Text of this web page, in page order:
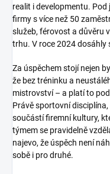
realit i developmentu.
firmy s více než 50
služeb, férovost a důvěru
trhu. V roce 2024 dosáhly
Za úspěchem stojí nejen
že bez tréninku a
mistrovství – a platí to
Právě sportovní
součástí firemní kultury,
týmem se pravidelně
najevo, že úspěch není
sobě i pro druhé.